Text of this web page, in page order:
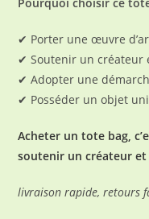
✔ Porter une œuvre
✔ Soutenir un créateur
✔ Adopter une
✔ Posséder un objet
Acheter un tote bag,
soutenir un créateur
livraison rapide, retours